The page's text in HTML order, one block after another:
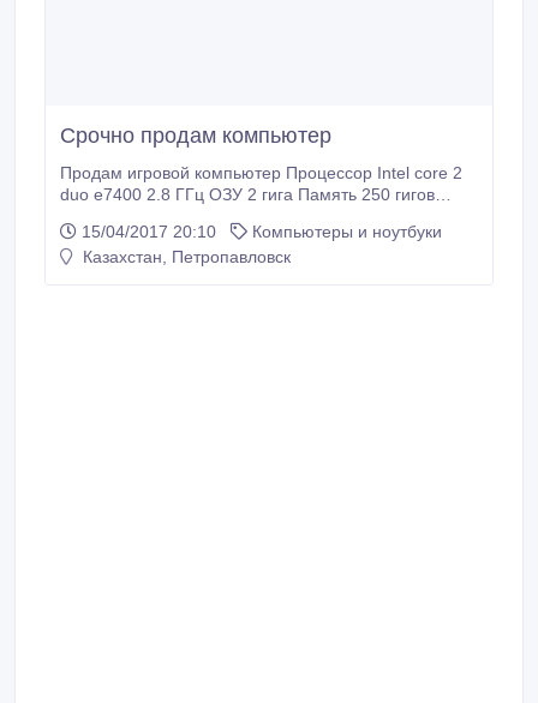
Срочно продам компьютер
Продам игровой компьютер Процессор Intel core 2
duo e7400 2.8 ГГц ОЗУ 2 гига Память 250 гигов
Самбуфер Монитор Клавиатура Мышь Доставим
бесплатно!.
15/04/2017 20:10
Компьютеры и ноутбуки
Казахстан, Петропавловск